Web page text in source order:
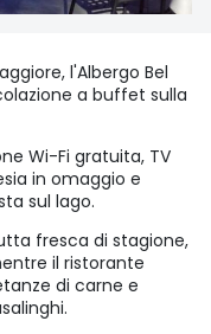
l'Albergo Bel
a buffet sulla
Wi-Fi gratuita, TV
in omaggio e
sul lago.
fresca di stagione,
il ristorante
di carne e